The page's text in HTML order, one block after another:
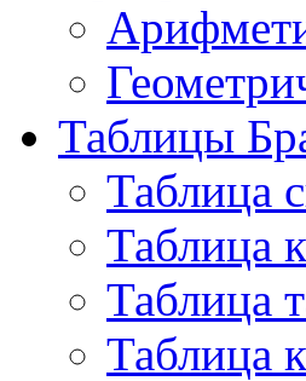
Таблицы
Таблица
Таблица
Таблица
Таблица